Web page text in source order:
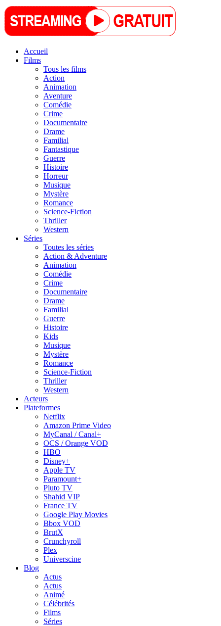
Accueil
Films
Tous les films
Action
Animation
Aventure
Comédie
Crime
Documentaire
Drame
Familial
Fantastique
Guerre
Histoire
Horreur
Musique
Mystère
Romance
Science-Fiction
Thriller
Western
Séries
Toutes les séries
Action & Adventure
Animation
Comédie
Crime
Documentaire
Drame
Familial
Guerre
Histoire
Kids
Musique
Mystère
Romance
Science-Fiction
Thriller
Western
Acteurs
Plateformes
Netflix
Amazon Prime Video
MyCanal / Canal+
OCS / Orange VOD
HBO
Disney+
Apple TV
Paramount+
Pluto TV
Shahid VIP
France TV
Google Play Movies
Bbox VOD
BrutX
Crunchyroll
Plex
Universcine
Blog
Actus
Actus
Animé
Célébrités
Films
Séries